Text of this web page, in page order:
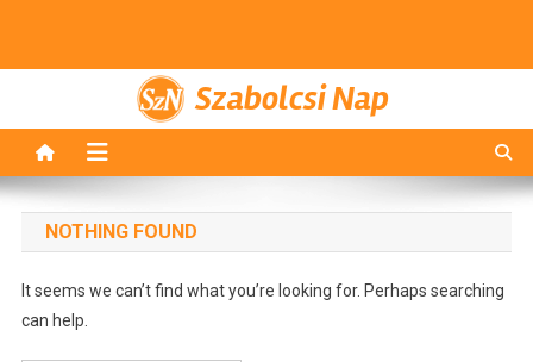
Szabolcsi Nap
NOTHING FOUND
It seems we can’t find what you’re looking for. Perhaps searching
can help.